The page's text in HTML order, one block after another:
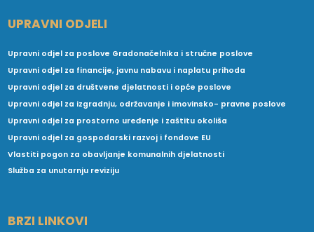
UPRAVNI ODJELI
Upravni odjel za poslove Gradonačelnika i stručne poslove
Upravni odjel za financije, javnu nabavu i naplatu prihoda
Upravni odjel za društvene djelatnosti i opće poslove
Upravni odjel za izgradnju, održavanje i imovinsko- pravne poslove
Upravni odjel za prostorno uređenje i zaštitu okoliša
Upravni odjel za gospodarski razvoj i fondove EU
Vlastiti pogon za obavljanje komunalnih djelatnosti
Služba za unutarnju reviziju
BRZI LINKOVI